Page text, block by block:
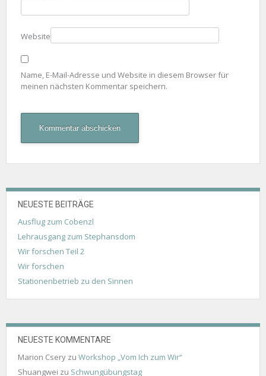
Website
Name, E-Mail-Adresse und Website in diesem Browser für
meinen nächsten Kommentar speichern.
NEUESTE BEITRÄGE
Ausflug zum Cobenzl
Lehrausgang zum Stephansdom
Wir forschen Teil 2
Wir forschen
Stationenbetrieb zu den Sinnen
NEUESTE KOMMENTARE
Marion Csery zu Workshop „Vom Ich zum Wir“
Shuangwei zu Schwungübungstag